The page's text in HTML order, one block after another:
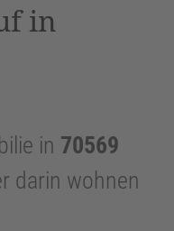
in
in 70569
darin wohnen